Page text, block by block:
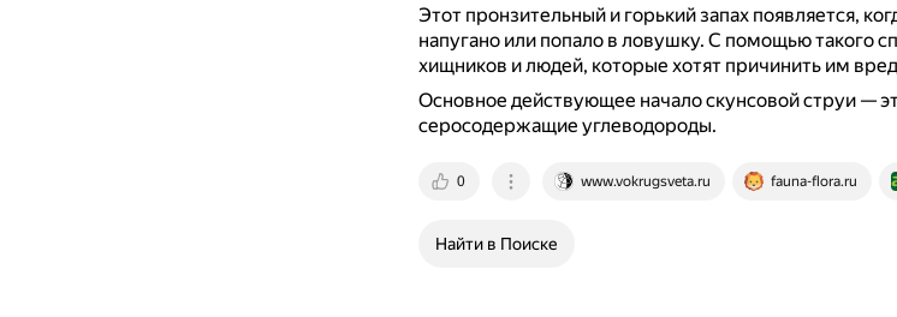
Этот пронзительный и горький запах появляется,
напугано или попало в ловушку. С помощью такого
хищников и людей, которые хотят причинить им
Основное действующее начало скунсовой струи —
серосодержащие углеводороды.
0 www.vokrugsveta.ru fauna-flora.ru
Найти в Поиске